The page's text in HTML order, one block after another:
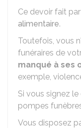
Ce devoir fait
alimentaire.
Toutefois, vous
funéraires de
manqué à ses
exemple,
Si vous signez
pompes
Vous disposez